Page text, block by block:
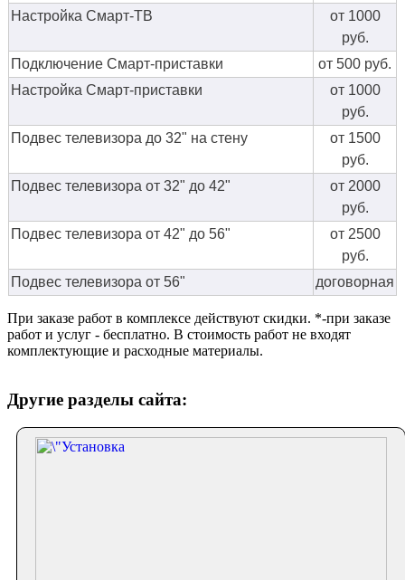
Настройка Смарт-ТВ
от 1000
руб.
Подключение Смарт-приставки
от 500 руб.
Настройка Смарт-приставки
от 1000
руб.
Подвес телевизора до 32" на стену
от 1500
руб.
Подвес телевизора от 32" до 42"
от 2000
руб.
Подвес телевизора от 42" до 56"
от 2500
руб.
Подвес телевизора от 56"
договорная
При заказе работ в комплексе действуют скидки. *-при заказе
работ и услуг - бесплатно. В стоимость работ не входят
комплектующие и расходные материалы.
Другие разделы сайта: